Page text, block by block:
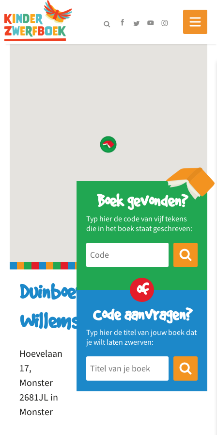
Boek gevonden?
Typ hier de code van vijf tekens
die in het boek staat geschreven:
of
Code aanvragen?
Typ hier de titel van jouw boek dat
je wilt laten zwerven:
Duinboerderij
Willemshoeve
Hoevelaan
17,
Monster
2681JL in
Monster